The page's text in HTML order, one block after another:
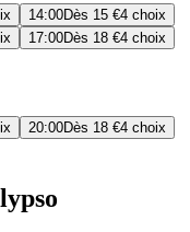
14:00Dès 15 €4 choix
17:00Dès 18 €4 choix
20:00Dès 18 €4 choix